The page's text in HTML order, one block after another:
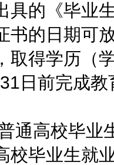
具的《毕业
书的日期可
取得学历（
日前完成
高校毕业生
校毕业生就